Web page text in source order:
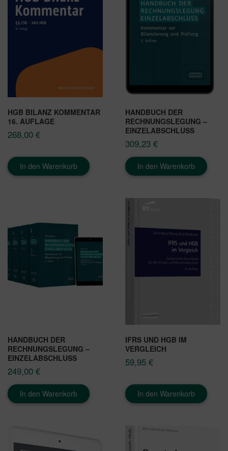
HGB BILANZ KOMMENTAR
16. AUFLAGE
268,00 €
In den Warenkorb
HANDBUCH DER
RECHNUNGSLEGUNG –
EINZELABSCHLUSS
309,23 €
In den Warenkorb
HANDBUCH DER
RECHNUNGSLEGUNG –
EINZELABSCHLUSS
249,00 €
In den Warenkorb
IFRS UND HGB IM
VERGLEICH
59,95 €
In den Warenkorb